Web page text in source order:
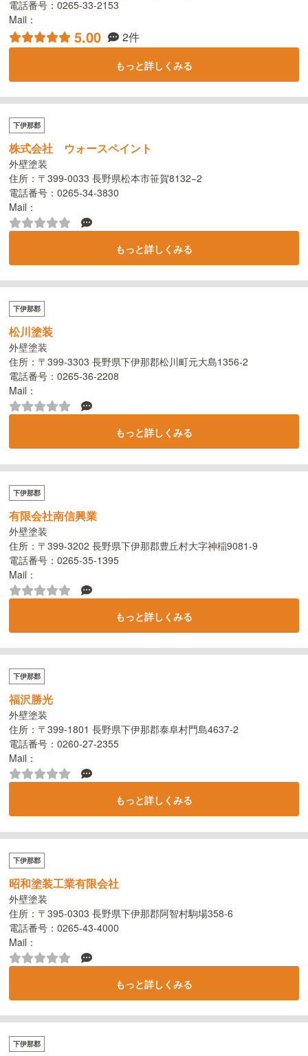
電話番号：0265-33-2153
Mail：
5.00 2件
もっと詳しくみる
下伊那郡
株式会社 ウォースペイント
外壁塗装
住所：〒399-0033 長野県松本市笹賀8132−2
電話番号：0265-34-3830
Mail：
もっと詳しくみる
下伊那郡
松川塗装
外壁塗装
住所：〒399-3303 長野県下伊那郡松川町元大島1356-2
電話番号：0265-36-2208
Mail：
もっと詳しくみる
下伊那郡
有限会社南信興業
外壁塗装
住所：〒399-3202 長野県下伊那郡豊丘村大字神稲9081-9
電話番号：0265-35-1395
Mail：
もっと詳しくみる
下伊那郡
福沢勝光
外壁塗装
住所：〒399-1801 長野県下伊那郡泰阜村門島4637-2
電話番号：0260-27-2355
Mail：
もっと詳しくみる
下伊那郡
昭和塗装工業有限会社
外壁塗装
住所：〒395-0303 長野県下伊那郡阿智村駒場358-6
電話番号：0265-43-4000
Mail：
もっと詳しくみる
下伊那郡